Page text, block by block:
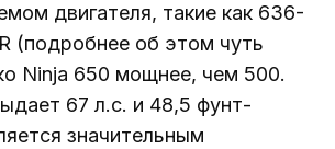
двигателя, такие как 636-
(подробнее об этом чуть
Ninja 650 мощнее, чем 500.
67 л.с. и 48,5 фунт-
значительным